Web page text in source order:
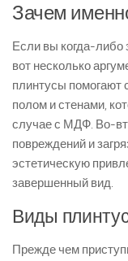
Зачем
Если вы когда-либо
вот несколько
плинтусы помогают
полом и стенами,
случае с МДФ. Во-
повреждений и
эстетическую
завершенный вид.
Виды
Прежде чем